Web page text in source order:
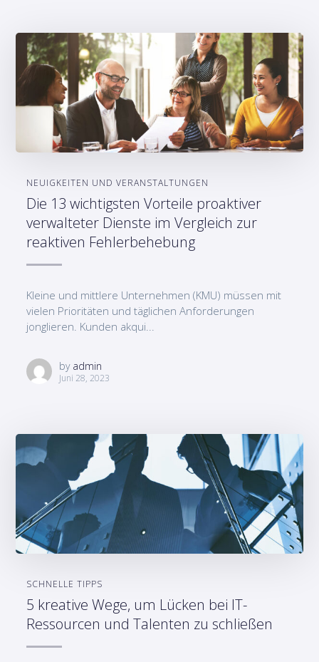
NEUIGKEITEN UND VERANSTALTUNGEN
Die 13 wichtigsten Vorteile proaktiver
verwalteter Dienste im Vergleich zur
reaktiven Fehlerbehebung
Kleine und mittlere Unternehmen (KMU) müssen mit
vielen Prioritäten und täglichen Anforderungen
jonglieren. Kunden akqui...
by admin
Juni 28, 2023
SCHNELLE TIPPS
5 kreative Wege, um Lücken bei IT-
Ressourcen und Talenten zu schließen